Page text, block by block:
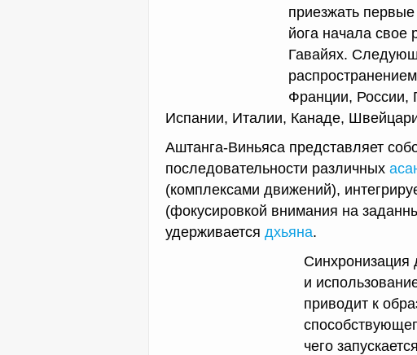
приезжать
йога начала свое
Гавайях.
Франции, России,
Испании, Италии, Канаде,
Аштанга-Виньяса представляет
последовательности различных
(комплексами движений),
(фокусировкой внимания на
удерживается дхьяна.
и
приводит к
чего